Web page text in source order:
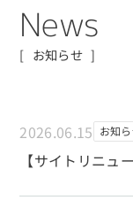
News
お知らせ
2026.06.15 お知
【サイトリニュ